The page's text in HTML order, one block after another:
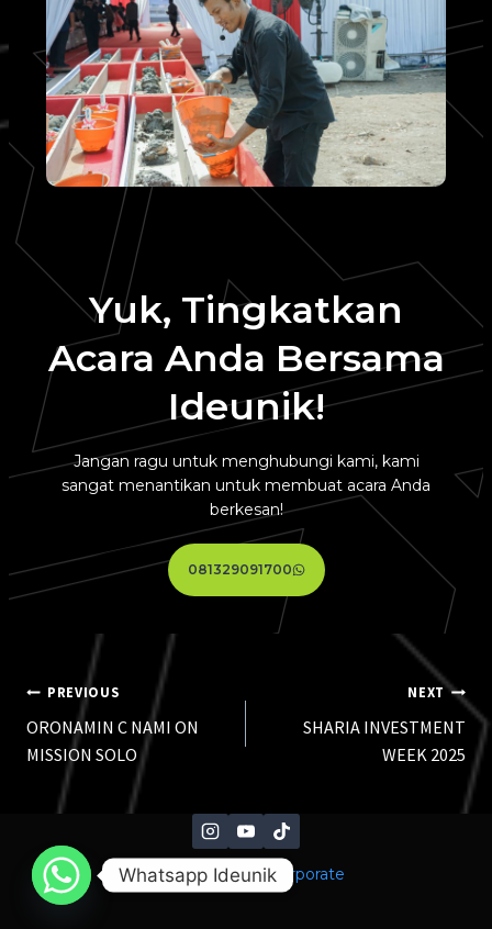
Yuk, Tingkatkan
Acara Anda Bersama
Ideunik!
Jangan ragu untuk menghubungi kami, kami
sangat menantikan untuk membuat acara Anda
berkesan!
081329091700
PREVIOUS
ORONAMIN C NAMI ON
MISSION SOLO
NEXT
SHARIA INVESTMENT
WEEK 2025
© 2026 Ideunik Corporate
Whatsapp Ideunik